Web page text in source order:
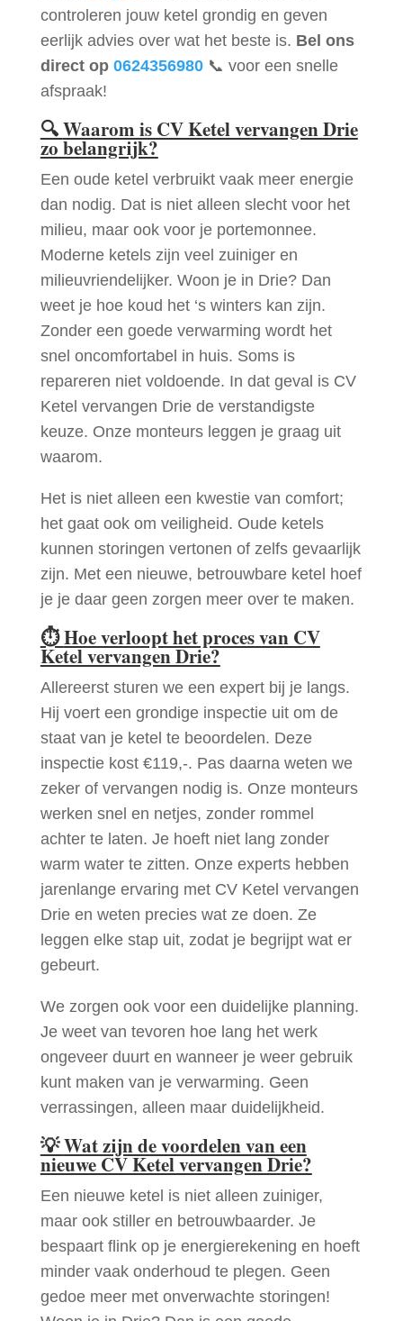
controleren jouw ketel grondig en geven
eerlijk advies over wat het beste is. Bel ons
direct op 0624356980📞 voor een snelle
afspraak!
🔍Waarom is CV Ketel vervangen Drie
zo belangrijk?
Een oude ketel verbruikt vaak meer energie
dan nodig. Dat is niet alleen slecht voor het
milieu, maar ook voor je portemonnee.
Moderne ketels zijn veel zuiniger en
milieuvriendelijker. Woon je in Drie? Dan
weet je hoe koud het ‘s winters kan zijn.
Zonder een goede verwarming wordt het
snel oncomfortabel in huis. Soms is
repareren niet voldoende. In dat geval is CV
Ketel vervangen Drie de verstandigste
keuze. Onze monteurs leggen je graag uit
waarom.
Het is niet alleen een kwestie van comfort;
het gaat ook om veiligheid. Oude ketels
kunnen storingen vertonen of zelfs gevaarlijk
zijn. Met een nieuwe, betrouwbare ketel hoef
je je daar geen zorgen meer over te maken.
⏱Hoe verloopt het proces van CV
Ketel vervangen Drie?
Allereerst sturen we een expert bij je langs.
Hij voert een grondige inspectie uit om de
staat van je ketel te beoordelen. Deze
inspectie kost €119,-. Pas daarna weten we
zeker of vervangen nodig is. Onze monteurs
werken snel en netjes, zonder rommel
achter te laten. Je hoeft niet lang zonder
warm water te zitten. Onze experts hebben
jarenlange ervaring met CV Ketel vervangen
Drie en weten precies wat ze doen. Ze
leggen elke stap uit, zodat je begrijpt wat er
gebeurt.
We zorgen ook voor een duidelijke planning.
Je weet van tevoren hoe lang het werk
ongeveer duurt en wanneer je weer gebruik
kunt maken van je verwarming. Geen
verrassingen, alleen maar duidelijkheid.
💡Wat zijn de voordelen van een
nieuwe CV Ketel vervangen Drie?
Een nieuwe ketel is niet alleen zuiniger,
maar ook stiller en betrouwbaarder. Je
bespaart flink op je energierekening en hoeft
minder vaak onderhoud te plegen. Geen
gedoe meer met onverwachte storingen!